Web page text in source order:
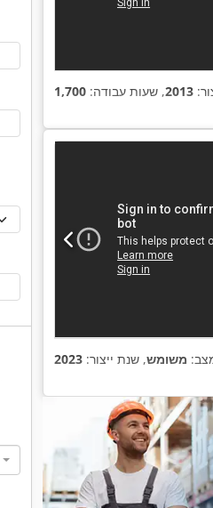
2013, שעות עבודה:
משומש, שנת ייצור: 2023